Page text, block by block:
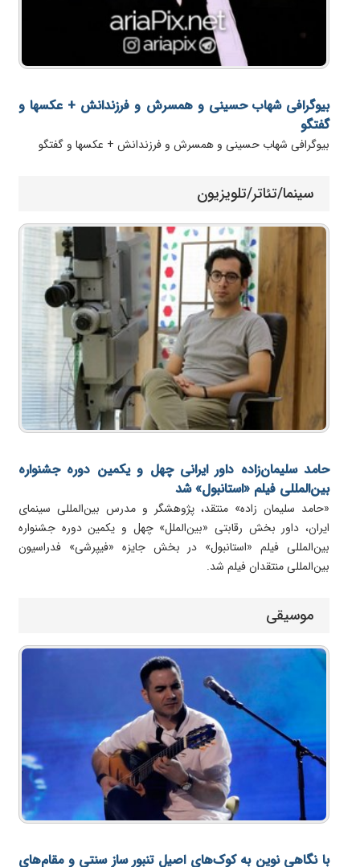
بیوگرافی شهاب حسینی و همسرش و فرزندانش + عکسها و
گفتگو
بیوگرافی شهاب حسینی و همسرش و فرزندانش + عکسها و گفتگو
سینما/تئاتر/تلویزیون
حامد سلیمان‌زاده داور ایرانی چهل و یکمین دوره جشنواره
بین‌المللی فیلم «استانبول» شد
«حامد سلیمان زاده» منتقد، پژوهشگر و مدرس بین‌المللی سینمای
ایران، داور بخش رقابتی «بین‌الملل» چهل و یکمین دوره جشنواره
بین‌المللی فیلم «استانبول» در بخش جایزه «فیپرشی» فدراسیون
بین‌المللی منتقدان فیلم شد.
موسیقی
با نگاهی نوین به کوک‌های اصیل تنبور ساز سنتی و مقام‌های